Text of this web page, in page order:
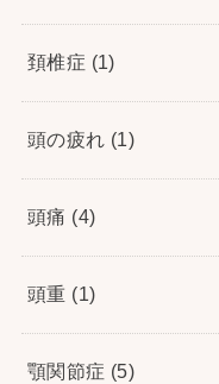
頚椎症 (1)
頭の疲れ (1)
頭痛 (4)
頭重 (1)
顎関節症 (5)